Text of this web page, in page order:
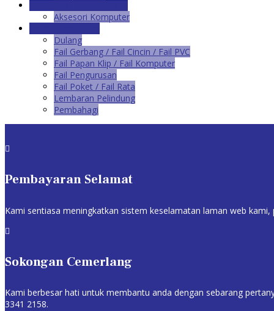
Aksesori Komputer
Dulang
Fail Gerbang / Fail Cincin / Fail PVC
Fail Papan Klip / Fail Komputer
Fail Pengurusan
Fail Poket / Fail Rata
Lembaran Pelindung
Pembahagi

Pembayaran Selamat
Kami sentiasa meningkatkan sistem keselamatan laman web

Sokongan Cemerlang
Kami berbesar hati untuk membantu anda dengan sebarang
3341 2158.